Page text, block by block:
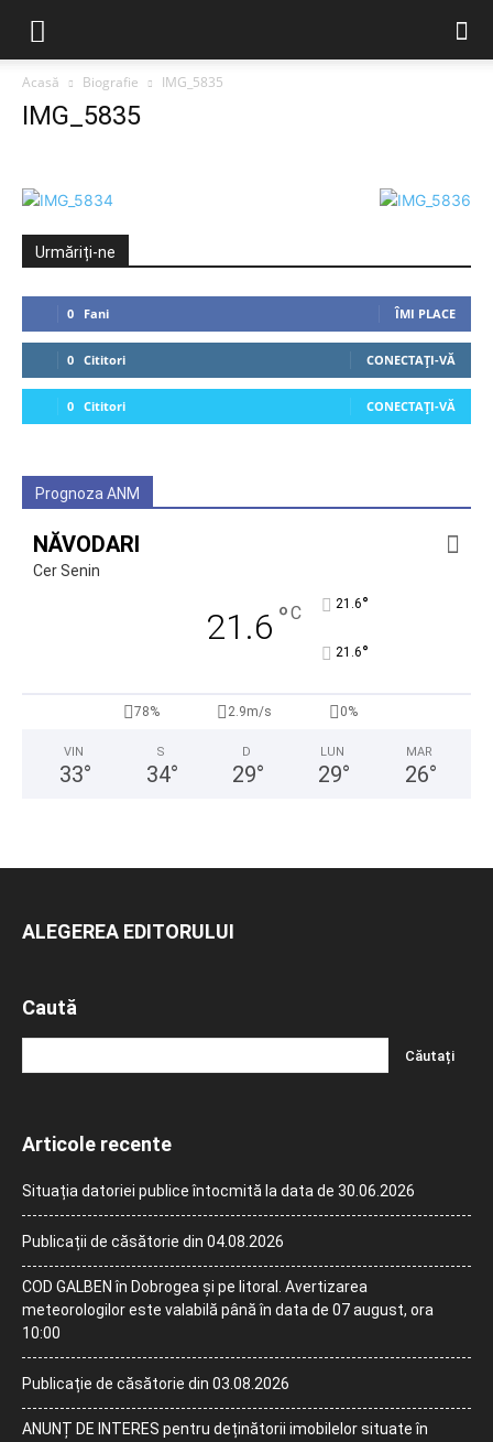
Acasă Biografie IMG_5835
IMG_5835
Urmăriți-ne
0 Fani ÎMI PLACE
0 Cititori CONECTAȚI-VĂ
0 Cititori CONECTAȚI-VĂ
Prognoza ANM
NĂVODARI
Cer Senin
21.6 °C 21.6°
21.6°
78% 2.9m/s 0%
VIN
33°
S
34°
D
29°
LUN
29°
MAR
26°
ALEGEREA EDITORULUI
Caută
Articole recente
Situația datoriei publice întocmită la data de 30.06.2026
Publicații de căsătorie din 04.08.2026
COD GALBEN în Dobrogea și pe litoral. Avertizarea
meteorologilor este valabilă până în data de 07 august, ora
10:00
Publicație de căsătorie din 03.08.2026
ANUNȚ DE INTERES pentru deținătorii imobilelor situate în